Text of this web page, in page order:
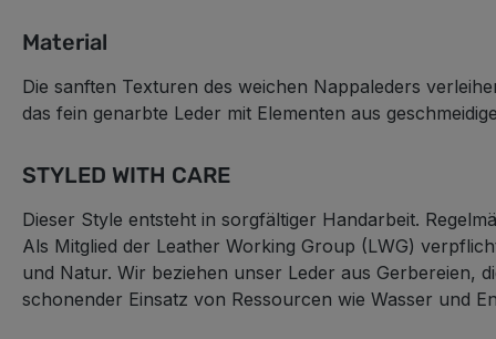
Material
Die sanften Texturen des weichen Nappaleders
das fein genarbte Leder mit Elementen aus
STYLED WITH CARE
Dieser Style entsteht in sorgfältiger Handarbeit.
Als Mitglied der Leather Working Group (LWG)
und Natur. Wir beziehen unser Leder aus Gerbereien,
schonender Einsatz von Ressourcen wie Wasser und